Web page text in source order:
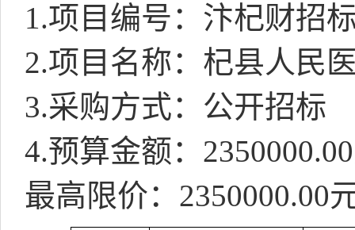
1.项目编号： 汴杞财招
2.项目名称：杞县人民
3.采购方式：公开招标
4.预算金额： 2350000.00
最高限价： 2350000.00